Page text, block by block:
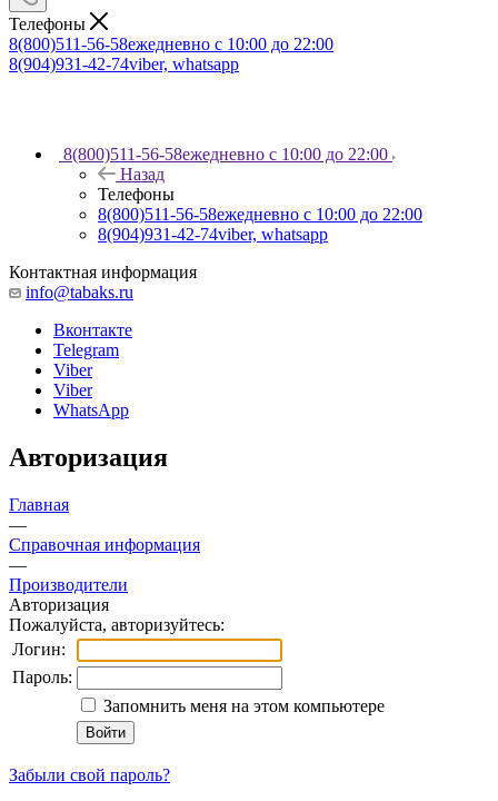
Телефоны
8(800)511-56-58ежедневно с 10:00 до 22:00
8(904)931-42-74viber, whatsapp
8(800)511-56-58ежедневно с 10:00 до 22:00
Назад
Телефоны
8(800)511-56-58ежедневно с 10:00 до 22:00
8(904)931-42-74viber, whatsapp
Контактная информация
info@tabaks.ru
Вконтакте
Telegram
Viber
Viber
WhatsApp
Авторизация
Главная
—
Справочная информация
—
Производители
Авторизация
Пожалуйста, авторизуйтесь:
Логин:
Пароль:
Запомнить меня на этом компьютере
Забыли свой пароль?